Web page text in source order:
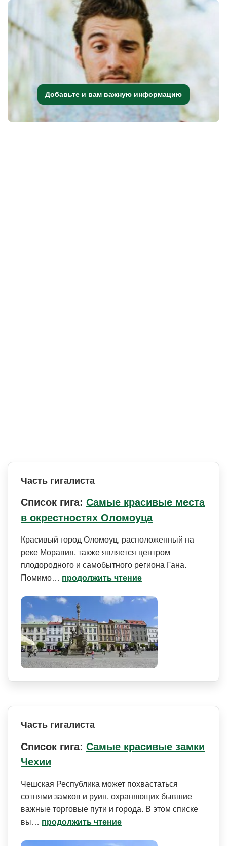
Добавьте и вам важную информацию
Часть гигалиста
Список гига: Самые красивые места
в окрестностях Оломоуца
Красивый город Оломоуц, расположенный на
реке Моравия, также является центром
плодородного и самобытного региона Гана.
Помимо… продолжить чтение
Часть гигалиста
Список гига: Самые красивые замки
Чехии
Чешская Республика может похвастаться
сотнями замков и руин, охраняющих бывшие
важные торговые пути и города. В этом списке
вы… продолжить чтение